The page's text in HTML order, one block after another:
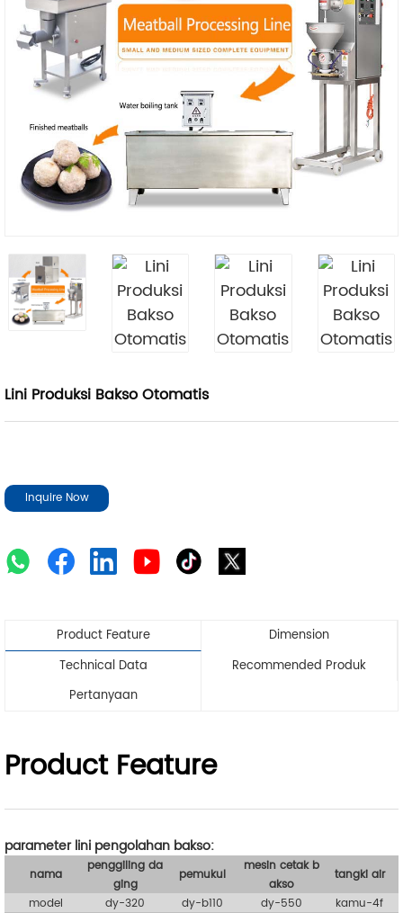
Lini Produksi Bakso Otomatis
Inquire Now
Product Feature
Dimension
Technical Data
Recommended Produk
Pertanyaan
Product Feature
parameter lini pengolahan bakso:
nama
penggiling da
ging
pemukul
mesin cetak b
akso
tangki air
model
dy-320 dy-b110 dy-550
kamu-4f